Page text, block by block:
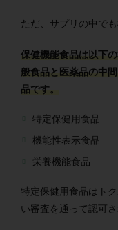
ただ、サプリの中で
保健機能食品は以下
般食品と医薬品の中
品です。
特定保健用食品
機能性表示食品
栄養機能食品
特定保健用食品はト
い審査を通って認可さ